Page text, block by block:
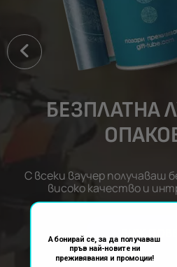
БЕЗПЛАТНА
С всеки ваучер получаваш
високо качество и
ВИЖ
Абонирай се, за да получаваш
пръв най-новите ни
преживявания и промоции!